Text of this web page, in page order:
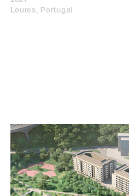
Loures, Portugal